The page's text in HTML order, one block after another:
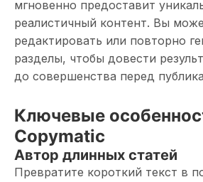
мгновенно предоставит
реалистичный контент. Вы
редактировать или повторно
разделы, чтобы довести
до совершенства перед
Ключевые
Copymatic
Автор длинных статей
Превратите короткий текст в